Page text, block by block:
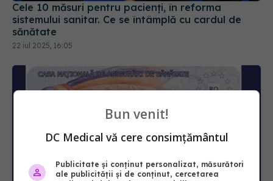
Cele 10 măsuri pentru pacienți, în reforma
sistemului sanitar. Ce se întâmplă cu cardul de
sănătate
22 iul 2025, 16:05
Bun venit!
DC Medical vă cere consimțământul
Publicitate și conținut personalizat, măsurători
ale publicității și de conținut, cercetarea